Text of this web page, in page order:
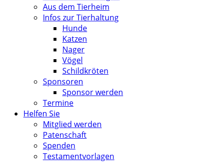
Aus dem Tierheim
Infos zur Tierhaltung
Hunde
Katzen
Nager
Vögel
Schildkröten
Sponsoren
Sponsor werden
Termine
Helfen Sie
Mitglied werden
Patenschaft
Spenden
Testamentvorlagen